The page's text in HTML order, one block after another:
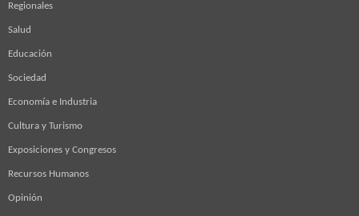
Regionales
Salud
Educación
Sociedad
Economía e Industria
Cultura y Turismo
Exposiciones y Congresos
Recursos Humanos
Opinión